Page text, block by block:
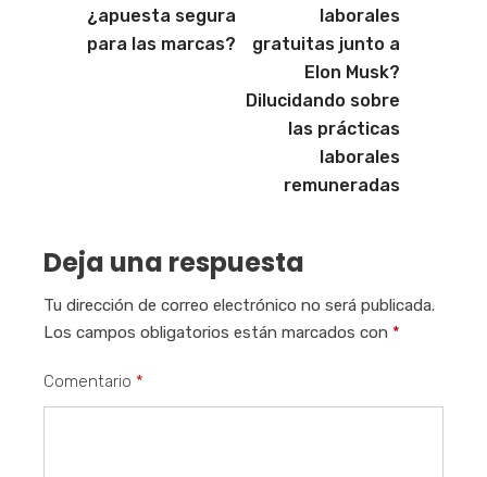
¿apuesta segura
para las marcas?
laborales
gratuitas junto a
Elon Musk?
Dilucidando sobre
las prácticas
laborales
remuneradas
Deja una respuesta
Tu dirección de correo electrónico no será publicada.
Los campos obligatorios están marcados con *
Comentario *